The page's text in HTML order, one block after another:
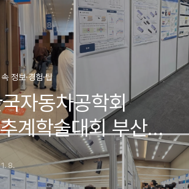
정보·경험·팁
자동차공학회
계학술대회 부산항
미널 참석 후기
8.